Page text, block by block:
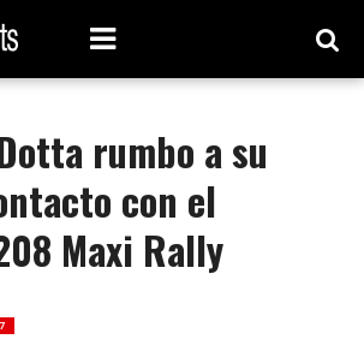
rumbo a su
con el
Maxi Rally